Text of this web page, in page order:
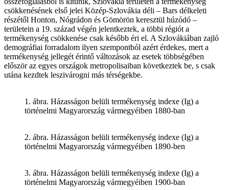
csökkenésének első jelei Közép-Szlovákia déli – Bars délkeleti
részétől Honton, Nógrádon és Gömörön keresztül húzódó –
területein a 19. század végén jelentkeztek, a többi régiót a
termékenység csökkenése csak később éri el. A Szlovákiában zajló
demográfiai forradalom ilyen szempontból azért érdekes, mert a
termékenység jellegét érintő változások az esetek többségében
először az egyes országok metropolisaiban következtek be, s csak
utána kezdtek leszivárogni más térségekbe.
1. ábra. Házasságon belüli termékenység indexe (Ig) a
történelmi Magyarország vármegyéiben 1880-ban
2. ábra. Házasságon belüli termékenység indexe (Ig) a
történelmi Magyarország vármegyéiben 1890-ben
3. ábra. Házasságon belüli termékenység indexe (Ig) a
történelmi Magyarország vármegyéiben 1900-ban